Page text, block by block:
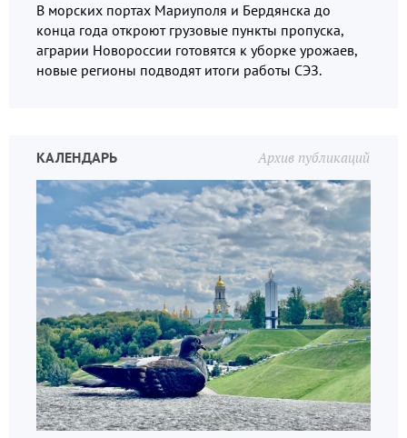
В морских портах Мариуполя и Бердянска до
конца года откроют грузовые пункты пропуска,
аграрии Новороссии готовятся к уборке урожаев,
новые регионы подводят итоги работы СЭЗ.
Архив публикаций
КАЛЕНДАРЬ